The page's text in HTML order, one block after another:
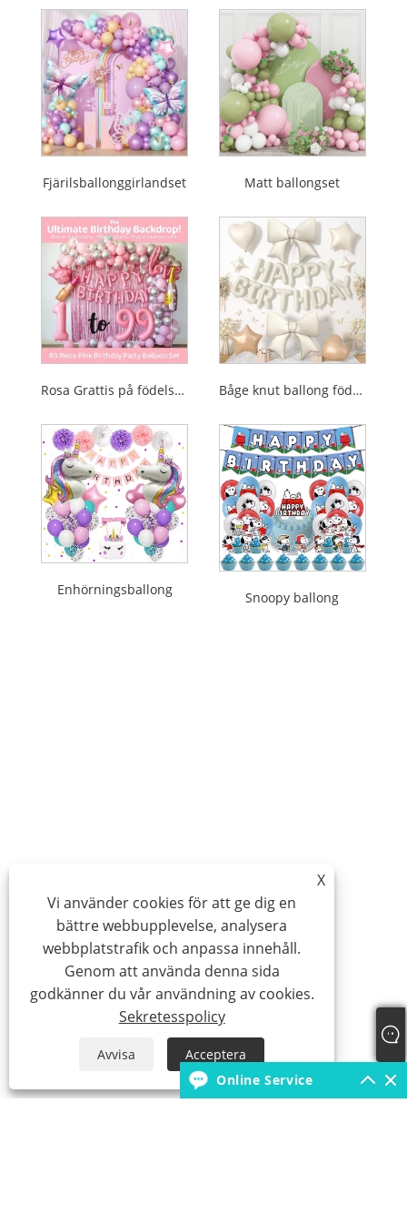
Fjärilsballonggirlandset Matt ballongset
Rosa Grattis på födelsedagen ballongset Båge knut ballong födelsedag set
Enhörningsballong Snoopy ballong
X
Vi använder cookies för att ge dig en
bättre webbupplevelse, analysera
webbplatstrafik och anpassa innehåll.
Genom att använda denna sida
godkänner du vår användning av cookies.
Sekretesspolicy
Avvisa
Acceptera
Online Service